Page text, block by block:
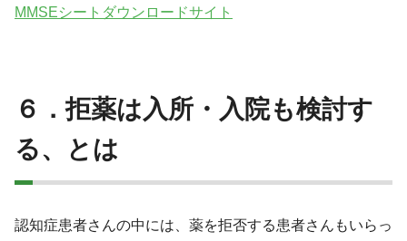
MMSEシートダウンロードサイト
６．拒薬は入所・入院も検討す
る、とは
認知症患者さんの中には、薬を拒否する患者さんもいらっ